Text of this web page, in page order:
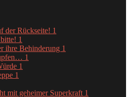
der Rückseite! 1
1
ihre Behinderung 1
1
1
1
mit geheimer Superkraft 1